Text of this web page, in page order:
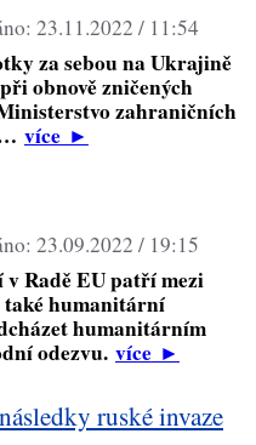
23.11.2022 / 11:54
za sebou na Ukrajině
obnově zničených
zahraničních
více►
23.09.2022 / 19:15
Radě EU patří mezi
humanitární
humanitárním
odezvu. více►
ruské invaze